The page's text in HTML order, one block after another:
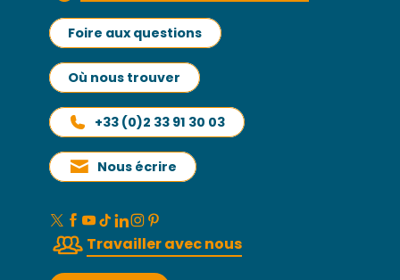
Foire aux questions
Où nous trouver
+33 (0)2 33 91 30 03
Nous écrire
Travailler avec nous